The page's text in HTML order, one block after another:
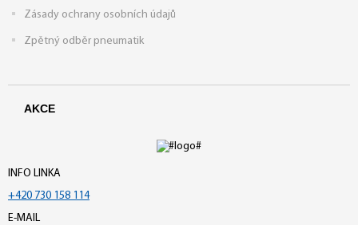
Zásady ochrany osobních údajů
Zpětný odběr pneumatik
AKCE
INFO LINKA
+420 730 158 114
E-MAIL